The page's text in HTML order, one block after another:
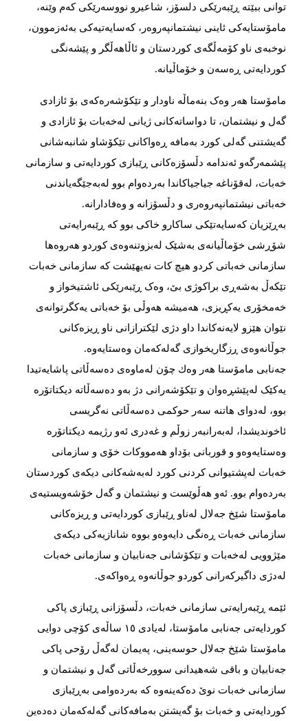
توانی ببێتە ڕێبه‌رێكی دلسۆز، شاعیرو نووسەرێكی كەم وێنە،
مامۆستایه‌کی ئاینی نیشتمانپه‌روەر، که‌سایه‌تیه‌کی به‌ئه‌زموون،
نوخبه‌ی ناو کۆمه‌ڵگه‌ی کوردستان و‌ ئاڵاهه‌ڵگر و پێشه‌نگی‌
كوردایەتی ڕەسەن و خۆماڵیانە.
مامۆستا هەر وەک بنه‌‌ماڵه‌ ناودار و تێکۆشه‌رەکەی بۆ ئازادی
گه‌ل و نیشتمان، تا دواساته‌کانی ژیانی له‌خه‌بات بۆ ئازادی و
گه‌یشتنی گه‌لی کورد به‌مافه‌ ڕه‌واکانی تێکۆشاو شانبه‌شانی
پێشمه‌رگه‌و ئه‌ندامه‌ دڵسۆزه‌کانی ڕێبازی کوردایه‌تی و سازمانی
خەبات، لەقۆناغه‌ جیاجیاکاندا بەردەوام بوو لەبەجێگەیاندنی
خەباتی نیشتمانپه‌روه‌ری و دڵسۆزانه‌ و وه‌فادارانه‌.
بەڕێزیان کەسایەتێکی ساکارو خاکی بوو کە ڕێبەرایەتی
شۆڕشی خۆماڵیانەی بەشێک‌ لەبزوتنه‌وه‌ی کوردو هەروەها
سازمانی خه‌باتی کردو هیچ کات نه‌یهێشت که‌ سازمانی خه‌بات
تێکه‌ڵ به‌شه‌ڕی براكوژی بێ، وه‌ک ڕێبه‌رێکی ئاشتیخواز و
خەمخۆری یه‌کڕیزی، هه‌میشه‌ هه‌وڵی بۆ خه‌باتی یەكگرتوانەی
نێوان هێزو لایه‌نه‌کاندا داو دژی لێکترازانی ناو ڕیزه‌کانی
جوڵانەوەی ڕزگاریخوازی گه‌له‌که‌مان وه‌ستایه‌وه‌.
جەنابی مامۆستا هەر وەك چۆن لەماوەی دەسەڵاتی پاشایه‌‌‌تیدا
یەکێک لەپێشڕەوان و تێکۆشەرانی دژ بەو دەسەڵاتە دیکتاتۆرە
بوو، لەدوای هاتنە سەر حوکمی ده‌‌‌سه‌‌‌ڵاتی نه‌‌‌گریسی
ئاخوندیشدا، لەبەرانبەر زوڵم و غەدری ئه‌‌‌و رژیمه‌‌‌ دیکتاتۆره
وه‌ستایه‌وەو‌ و قوربانی بۆداو هەمووكات خۆی و سازمانی
خه‌بات له‌پشتیوانی کردنی کورد له‌به‌شه‌کانی دیکه‌ی کوردستان
بەردەوام بوو. ئەو هەڵوێست و نیشتمان و گەل خۆشەویستیه‌ی
مامۆستا شێخ جه‌لال له‌ناو ڕێبازی کوردایه‌تی و ڕیزه‌کانی
سازمانی خه‌بات ڕه‌نگی دایه‌وه‌و بووه شانازیەكی‌‌ دیكەی
مێژوویی له‌خه‌بات و تێكۆشانی جەنابیان و سازمانی خەبات
لەدژی داگیرکه‌رانی کوردو جوڵانەوە ڕه‌واکەی. ‌
ئێمه‌ ڕێبه‌رایه‌تی سازمانی خه‌بات، دڵسۆزانی ڕێبازی پاکی
کوردایه‌تی جه‌نابی مامۆستا، له‌یادی ١٥ ساڵه‌ی کۆچی دوایی
مامۆستا شێخ جه‌لال حوسەینی، په‌یمان له‌گه‌ڵ رۆحی پاکی
جه‌نابیان و باقی شه‌هیدانی سوورخه‌ڵاتی گه‌ل و نیشتمان و
سازمانی خه‌بات نوێ ده‌که‌ینه‌وه‌ که‌ به‌رده‌وامی به‌ڕێبازی
کوردایه‌تی و خه‌بات بۆ گه‌یشتن به‌مافه‌کانی گه‌له‌که‌مان ده‌ده‌ین